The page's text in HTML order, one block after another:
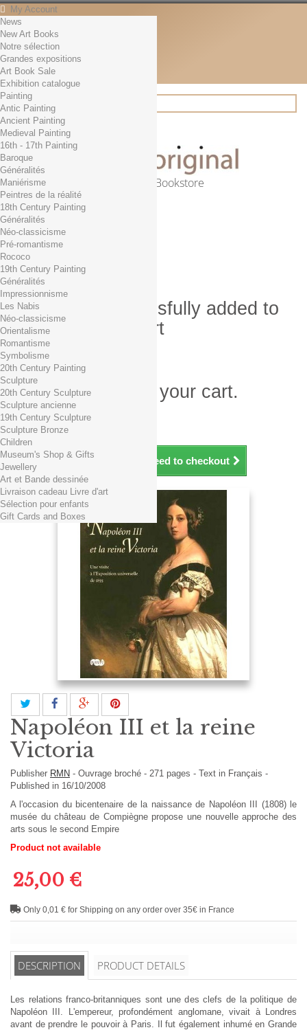
My Account
Contact
English
English
Français
News
Search
Online Art Bookstore
Cart (empty)
No products
Free shipping!
0,00 € Total
Check out
Product successfully added to
your shopping cart
Quantity
Total
There is 1 item in your cart.
Total products (tax incl.)
Total shipping TTC
Total (tax incl.)
Continue shopping Proceed to checkout
News
New Art Books
Notre sélection
Grandes expositions
Art Book Sale
Exhibition catalogue
Painting
Antic Painting
Ancient Painting
Medieval Painting
16th - 17th Painting
Baroque
Généralités
Maniérisme
Peintres de la réalité
18th Century Painting
Généralités
Néo-classicisme
Pré-romantisme
Rococo
19th Century Painting
Généralités
Impressionnisme
Les Nabis
Néo-classicisme
Orientalisme
Romantisme
Symbolisme
20th Century Painting
Sculpture
20th Century Sculpture
Sculpture ancienne
19th Century Sculpture
Sculpture Bronze
Children
Museum's Shop & Gifts
Jewellery
Art et Bande dessinée
Livraison cadeau Livre d'art
Sélection pour enfants
Gift Cards and Boxes
Napoléon III et la reine
Victoria
Publisher RMN - Ouvrage broché - 271 pages - Text in Français -
Published in 16/10/2008
A l'occasion du bicentenaire de la naissance de Napoléon III (1808) le
musée du château de Compiègne propose une nouvelle approche des
arts sous le second Empire
Product not available
25,00 €
Only 0,01 € for Shipping on any order over 35€ in France
DESCRIPTION PRODUCT DETAILS
Les relations franco-britanniques sont une des clefs de la politique de
Napoléon III. L'empereur, profondément anglomane, vivait à Londres
avant de prendre le pouvoir à Paris. Il fut également inhumé en Grande